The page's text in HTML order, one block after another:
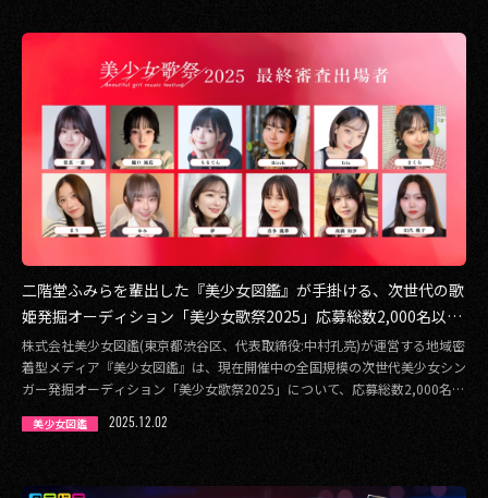
二階堂ふみらを輩出した『美少女図鑑』が手掛ける、次世代の歌
姫発掘オーディション「美少女歌祭2025」応募総数2,000名以上
の中から選出されたファイナリスト12名を発表！
株式会社美少女図鑑(東京都渋谷区、代表取締役:中村孔亮)が運営する地域密
着型メディア『美少女図鑑』は、現在開催中の全国規模の次世代美少女シン
ガー発掘オーディション「美少女歌祭2025」について、応募総数2,000名以
美少女図鑑 2025.12.02